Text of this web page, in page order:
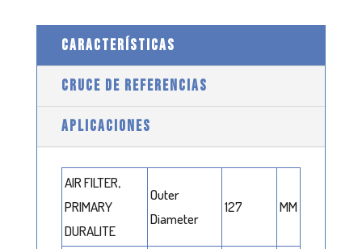
CARACTERÍSTICAS
CRUCE DE REFERENCIAS
APLICACIONES
AIR FILTER,
PRIMARY
DURALITE
Outer
Diameter
127 MM